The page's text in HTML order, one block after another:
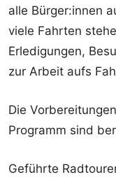
alle Bürger:innen
viele Fahrten
Erledigungen,
zur Arbeit aufs
Die
Programm sind
Geführte